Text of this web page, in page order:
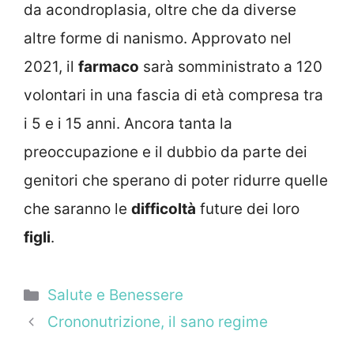
da acondroplasia, oltre che da diverse
altre forme di nanismo. Approvato nel
2021, il farmaco sarà somministrato a 120
volontari in una fascia di età compresa tra
i 5 e i 15 anni. Ancora tanta la
preoccupazione e il dubbio da parte dei
genitori che sperano di poter ridurre quelle
che saranno le difficoltà future dei loro
figli.
Categorie
Salute e Benessere
Crononutrizione, il sano regime